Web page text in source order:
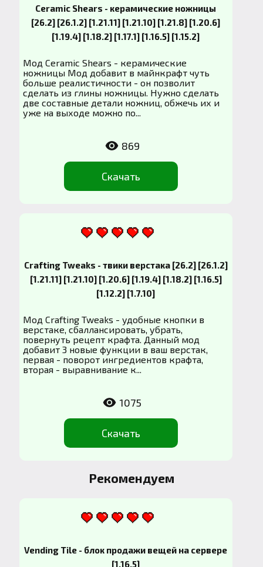
Ceramic Shears - керамические ножницы
[26.2] [26.1.2] [1.21.11] [1.21.10] [1.21.8] [1.20.6]
[1.19.4] [1.18.2] [1.17.1] [1.16.5] [1.15.2]
Мод Ceramic Shears - керамические
ножницы Мод добавит в майнкрафт чуть
больше реалистичности - он позволит
сделать из глины ножницы. Нужно сделать
две составные детали ножниц, обжечь их и
уже на выходе можно по...
Скачать
869
Crafting Tweaks - твики верстака [26.2] [26.1.2]
[1.21.11] [1.21.10] [1.20.6] [1.19.4] [1.18.2] [1.16.5]
[1.12.2] [1.7.10]
Мод Crafting Tweaks - удобные кнопки в
верстаке, сбаллансировать, убрать,
повернуть рецепт крафта. Данный мод
добавит 3 новые функции в ваш верстак,
первая - поворот ингредиентов крафта,
вторая - выравнивание к...
Скачать
1075
Рекомендуем
Vending Tile - блок продажи вещей на сервере
[1.16.5]